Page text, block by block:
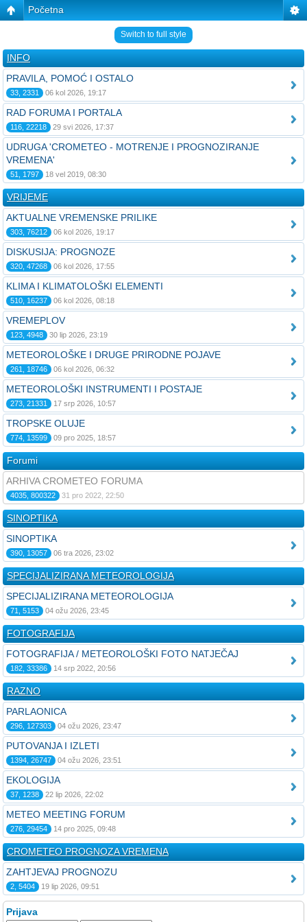
Početna
Switch to full style
INFO
PRAVILA, POMOĆ I OSTALO
33, 2331 06 kol 2026, 19:17
RAD FORUMA I PORTALA
116, 22218 29 svi 2026, 17:37
UDRUGA 'CROMETEO - MOTRENJE I PROGNOZIRANJE
VREMENA'
51, 1797 18 vel 2019, 08:30
VRIJEME
AKTUALNE VREMENSKE PRILIKE
303, 76212 06 kol 2026, 19:17
DISKUSIJA: PROGNOZE
320, 47268 06 kol 2026, 17:55
KLIMA I KLIMATOLOŠKI ELEMENTI
510, 16237 06 kol 2026, 08:18
VREMEPLOV
123, 4948 30 lip 2026, 23:19
METEOROLOŠKE I DRUGE PRIRODNE POJAVE
261, 18746 06 kol 2026, 06:32
METEOROLOŠKI INSTRUMENTI I POSTAJE
273, 21331 17 srp 2026, 10:57
TROPSKE OLUJE
774, 13599 09 pro 2025, 18:57
Forumi
ARHIVA CROMETEO FORUMA
4035, 800322 31 pro 2022, 22:50
SINOPTIKA
SINOPTIKA
390, 13057 06 tra 2026, 23:02
SPECIJALIZIRANA METEOROLOGIJA
SPECIJALIZIRANA METEOROLOGIJA
71, 5153 04 ožu 2026, 23:45
FOTOGRAFIJA
FOTOGRAFIJA / METEOROLOŠKI FOTO NATJEČAJ
182, 33386 14 srp 2022, 20:56
RAZNO
PARLAONICA
296, 127303 04 ožu 2026, 23:47
PUTOVANJA I IZLETI
1394, 26747 04 ožu 2026, 23:51
EKOLOGIJA
37, 1238 22 lip 2026, 22:02
METEO MEETING FORUM
276, 29454 14 pro 2025, 09:48
CROMETEO PROGNOZA VREMENA
ZAHTJEVAJ PROGNOZU
2, 5404 19 lip 2026, 09:51
Prijava